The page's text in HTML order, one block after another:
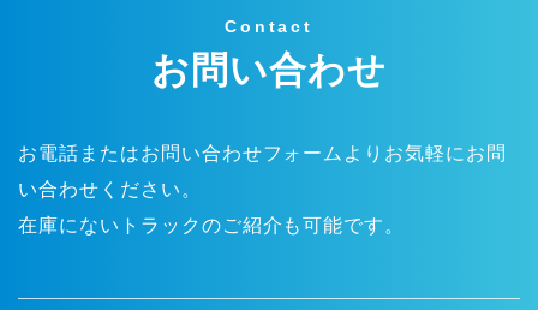
Contact
お問い合わせ
お電話またはお問い合わせフォームよりお気軽にお問
い合わせください。
在庫にないトラックのご紹介も可能です。